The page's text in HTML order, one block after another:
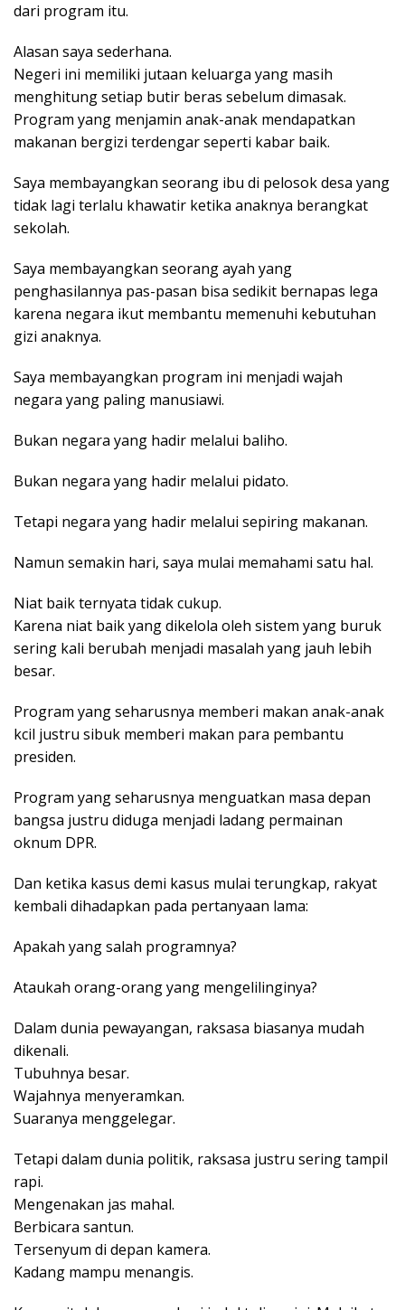
dari program itu.
Alasan saya sederhana.
Negeri ini memiliki jutaan keluarga yang masih
menghitung setiap butir beras sebelum dimasak.
Program yang menjamin anak-anak mendapatkan
makanan bergizi terdengar seperti kabar baik.
Saya membayangkan seorang ibu di pelosok desa yang
tidak lagi terlalu khawatir ketika anaknya berangkat
sekolah.
Saya membayangkan seorang ayah yang
penghasilannya pas-pasan bisa sedikit bernapas lega
karena negara ikut membantu memenuhi kebutuhan
gizi anaknya.
Saya membayangkan program ini menjadi wajah
negara yang paling manusiawi.
Bukan negara yang hadir melalui baliho.
Bukan negara yang hadir melalui pidato.
Tetapi negara yang hadir melalui sepiring makanan.
Namun semakin hari, saya mulai memahami satu hal.
Niat baik ternyata tidak cukup.
Karena niat baik yang dikelola oleh sistem yang buruk
sering kali berubah menjadi masalah yang jauh lebih
besar.
Program yang seharusnya memberi makan anak-anak
kcil justru sibuk memberi makan para pembantu
presiden.
Program yang seharusnya menguatkan masa depan
bangsa justru diduga menjadi ladang permainan
oknum DPR.
Dan ketika kasus demi kasus mulai terungkap, rakyat
kembali dihadapkan pada pertanyaan lama:
Apakah yang salah programnya?
Ataukah orang-orang yang mengelilinginya?
Dalam dunia pewayangan, raksasa biasanya mudah
dikenali.
Tubuhnya besar.
Wajahnya menyeramkan.
Suaranya menggelegar.
Tetapi dalam dunia politik, raksasa justru sering tampil
rapi.
Mengenakan jas mahal.
Berbicara santun.
Tersenyum di depan kamera.
Kadang mampu menangis.